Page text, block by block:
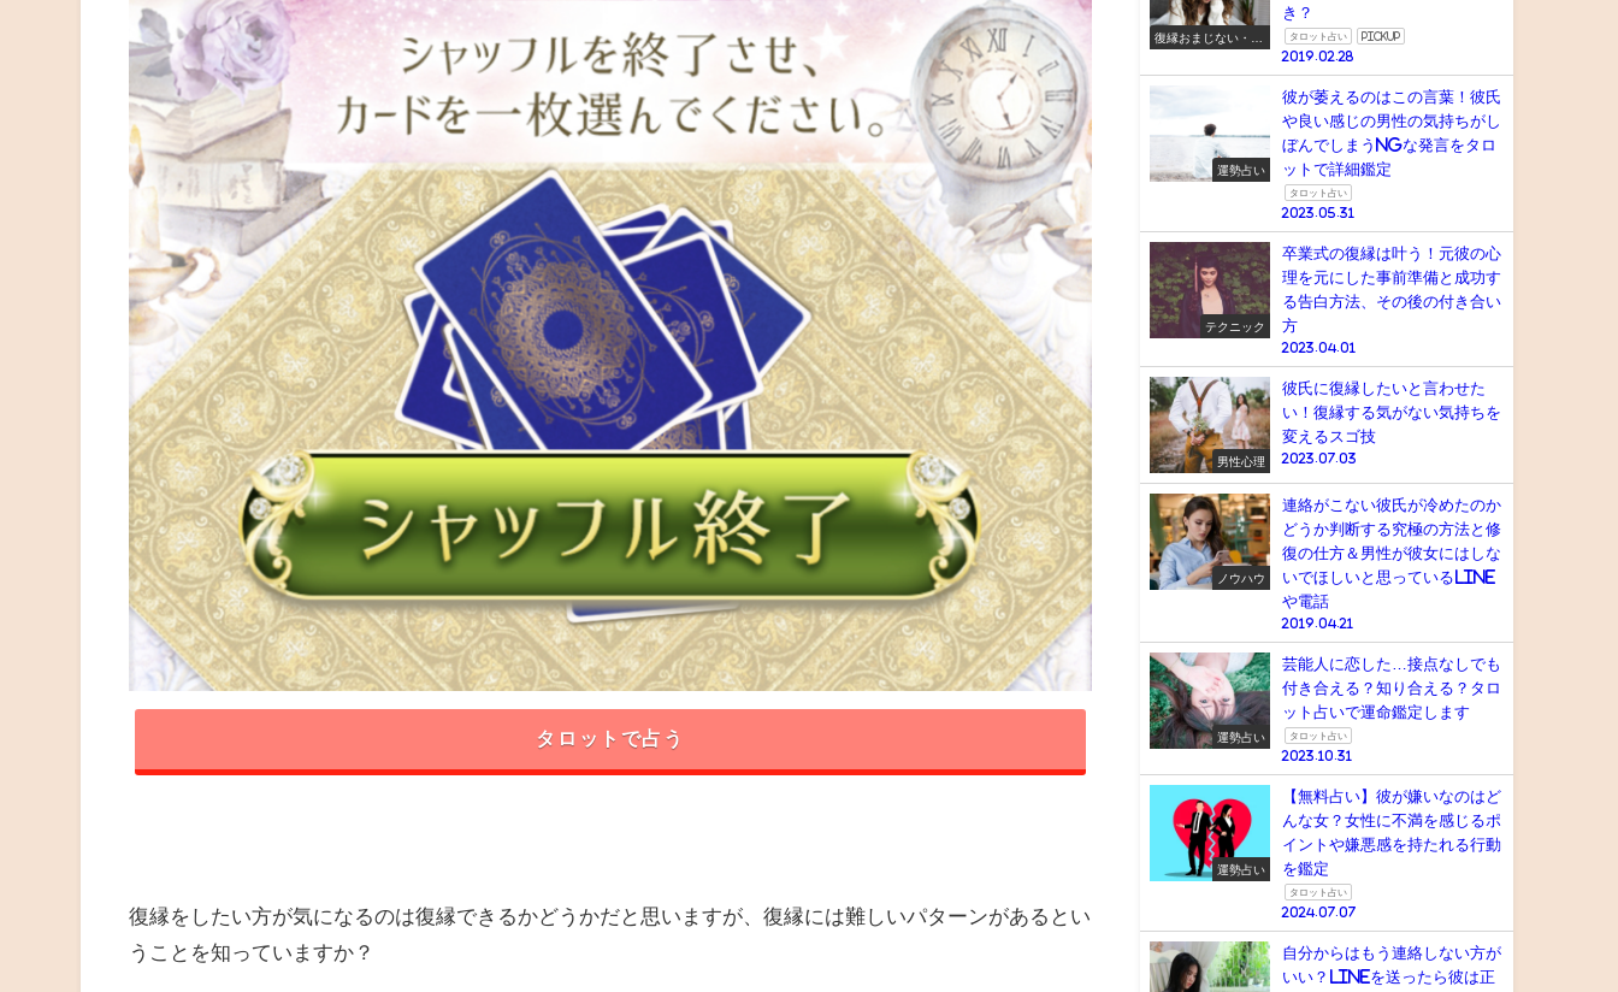
タロットで占う
復縁をしたい方が気になるのは復縁できるかどうかだと思いますが、復縁には難しいパターンがあるとい
うことを知っていますか？
復縁おまじない・ス
き？
タロット占い pickup
2019.02.28
運勢占い
彼が萎えるのはこの言葉！彼氏
や良い感じの男性の気持ちがし
ぼんでしまうNGな発言をタロ
ットで詳細鑑定
タロット占い
2023.05.31
テクニック
卒業式の復縁は叶う！元彼の心
理を元にした事前準備と成功す
る告白方法、その後の付き合い
方
2023.04.01
男性心理
彼氏に復縁したいと言わせた
い！復縁する気がない気持ちを
変えるスゴ技
2023.07.03
ノウハウ
連絡がこない彼氏が冷めたのか
どうか判断する究極の方法と修
復の仕方＆男性が彼女にはしな
いでほしいと思っているLINE
や電話
2019.04.21
運勢占い
芸能人に恋した…接点なしでも
付き合える？知り合える？タロ
ット占いで運命鑑定します
タロット占い
2023.10.31
運勢占い
【無料占い】彼が嫌いなのはど
んな女？女性に不満を感じるポ
イントや嫌悪感を持たれる行動
を鑑定
タロット占い
2024.07.07
自分からはもう連絡しない方が
いい？LINEを送ったら彼は正